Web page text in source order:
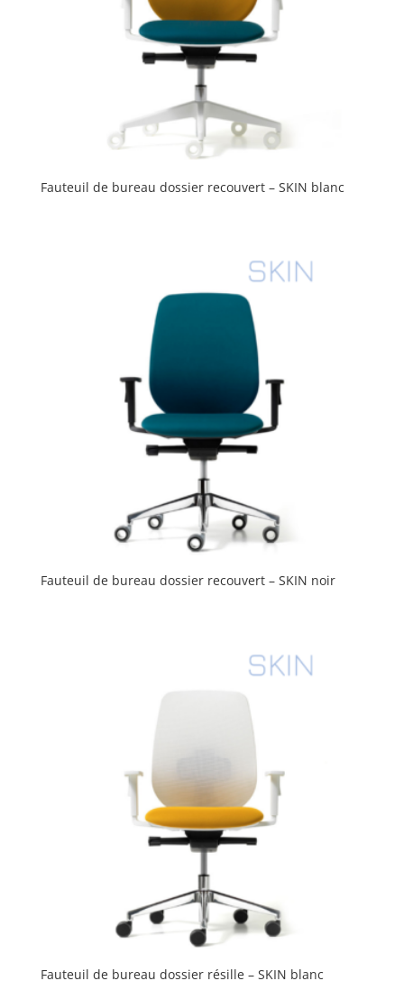
Fauteuil de bureau dossier recouvert – SKIN blanc
Fauteuil de bureau dossier recouvert – SKIN noir
Fauteuil de bureau dossier résille – SKIN blanc